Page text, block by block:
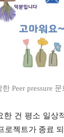
한 Peer pressure 문
한 건 평소 일상
로젝트가 종료